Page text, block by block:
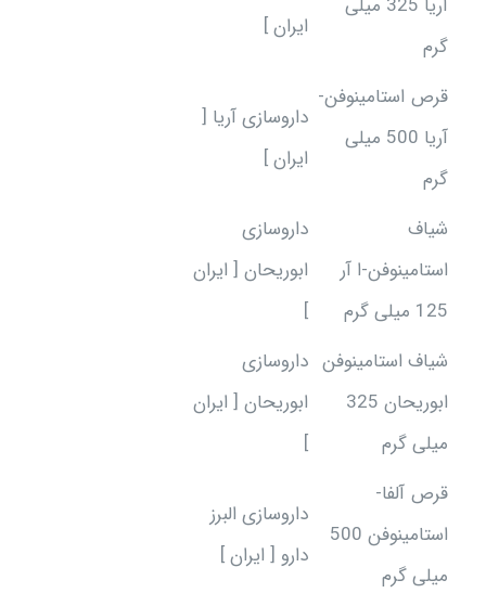
آریا 325 میلی
گرم
ایران ]
قرص استامینوفن-
آریا 500 میلی
گرم
داروسازی آریا [
ایران ]
شیاف
استامینوفن-ا آر
125 میلی گرم
داروسازی
ابوریحان [ ایران
]
شیاف استامینوفن
ابوریحان 325
میلی گرم
داروسازی
ابوریحان [ ایران
]
قرص آلفا-
استامینوفن 500
میلی گرم
داروسازی البرز
دارو [ ایران ]